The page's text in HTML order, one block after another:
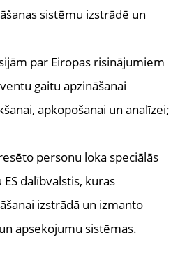
sistēmu izstrādē un
par Eiropas risinājumiem
gaitu apzināšanai
apkopošanai un analīzei;
personu loka speciālās
dalībvalstis, kuras
izstrādā un izmanto
apsekojumu sistēmas.